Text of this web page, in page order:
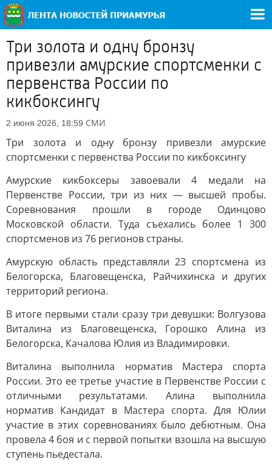
Три золота и одну бронзу
привезли амурские спортсменки с
первенства России по
кикбоксингу
2 июня 2026, 18:59 СМИ
Три золота и одну бронзу привезли амурские
спортсменки с первенства России по кикбоксингу
Амурские кикбоксеры завоевали 4 медали на
Первенстве России, три из них — высшей пробы.
Соревнования прошли в городе Одинцово
Московской области. Туда съехались более 1 300
спортсменов из 76 регионов страны.
Амурскую область представляли 23 спортсмена из
Белогорска, Благовещенска, Райчихинска и других
территорий региона.
В итоге первыми стали сразу три девушки: Волгузова
Виталина из Благовещенска, Горошко Алина из
Белогорска, Качалова Юлия из Владимировки.
Виталина выполнила норматив Мастера спорта
России. Это ее третье участие в Первенстве России с
отличными результатами. Алина выполнила
норматив Кандидат в Мастера спорта. Для Юлии
участие в этих соревнованиях было дебютным. Она
провела 4 боя и с первой попытки взошла на высшую
ступень пьедестала.